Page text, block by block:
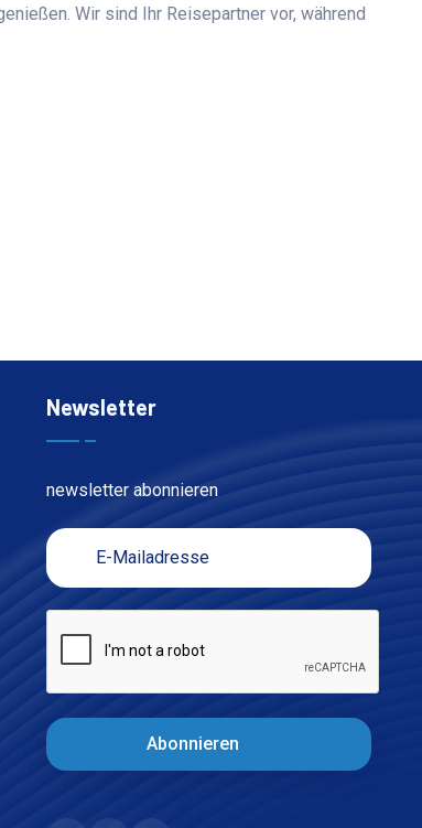
Wir sind Ihr Reisepartner vor, während
Newsletter
newsletter abonnieren
Abonnieren